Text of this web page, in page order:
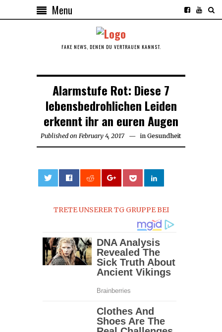
Menu
FAKE NEWS, DENEN DU VERTRAUEN KANNST.
Alarmstufe Rot: Diese 7
lebensbedrohlichen Leiden
erkennt ihr an euren Augen
Published on February 4, 2017 February
in Gesundheit
TRETE UNSERER TG GRUPPE BEI